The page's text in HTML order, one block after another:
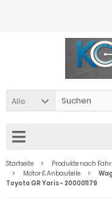
Alle
Startseite Produkte nach
Motor & Anbauteile
Toyota GR Yaris - 200001179